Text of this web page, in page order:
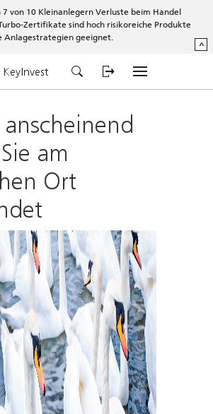
von 10 Kleinanlegern Verluste beim Handel
Zertifikate sind hoch risikoreiche Produkte
Anlagestrategien geeignet.
^
KeyInvest
anscheinend
am
Ort